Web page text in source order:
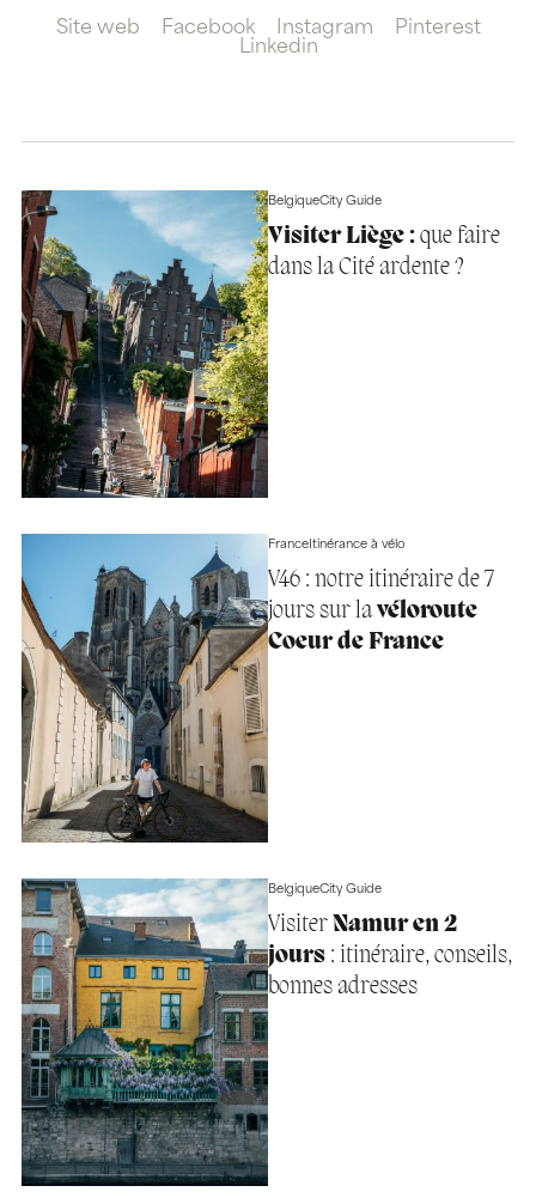
Site web Facebook Instagram
Pinterest
Linkedin
BelgiqueCity Guide
Visiter Liège :que faire
dans la Cité ardente ?
FranceItinérance à vélo
V46 : notre itinéraire de 7
jours sur lavéloroute
Coeur de France
BelgiqueCity Guide
VisiterNamur en 2
jours: itinéraire, conseils,
bonnes adresses